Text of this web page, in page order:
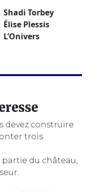
Shadi Torbey
Élise Plessis
L’Onivers
devez construire
trois
du château,